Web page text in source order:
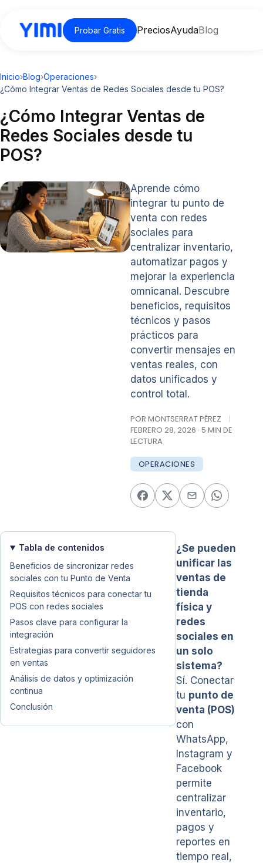
Probar Gratis PreciosAyudaBlog
Inicio›Blog›Operaciones›
¿Cómo Integrar Ventas de Redes Sociales desde tu POS?
¿Cómo Integrar Ventas de
Redes Sociales desde tu
POS?
Aprende cómo
integrar tu punto de
venta con redes
sociales para
centralizar inventario,
automatizar pagos y
mejorar la experiencia
omnicanal. Descubre
beneficios, requisitos
técnicos y pasos
prácticos para
convertir mensajes en
ventas reales, con
datos unificados y
control total.
POR MONTSERRAT PÉREZ
|
FEBRERO 28, 2026 · 5 MIN DE
LECTURA
OPERACIONES
Tabla de contenidos
Beneficios de sincronizar redes
sociales con tu Punto de Venta
Requisitos técnicos para conectar tu
POS con redes sociales
Pasos clave para configurar la
integración
Estrategias para convertir seguidores
en ventas
Análisis de datos y optimización
continua
Conclusión
¿Se pueden
unificar las
ventas de
tienda
física y
redes
sociales en
un solo
sistema?
Sí. Conectar
tu punto de
venta (POS)
con
WhatsApp,
Instagram y
Facebook
permite
centralizar
inventario,
pagos y
reportes en
tiempo real,